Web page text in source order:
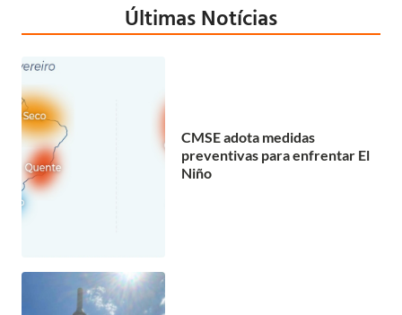
Últimas Notícias
CMSE adota medidas
preventivas para enfrentar El
Niño